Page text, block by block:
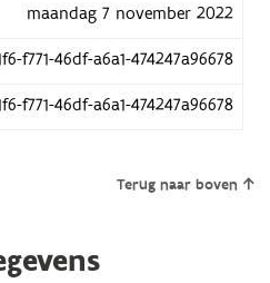
maandag 7 november 2022
f771-46df-a6a1-474247a96678
f771-46df-a6a1-474247a96678
Terug naar boven